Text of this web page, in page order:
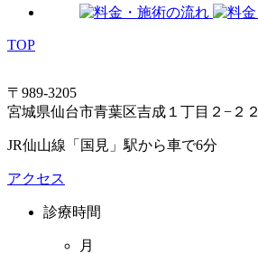
TOP
〒989-3205
宮城県仙台市青葉区吉成１丁目２−２２
JR仙山線「国見」駅から車で6分
アクセス
診療時間
月